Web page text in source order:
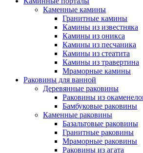
Каменные камины
Гранитные камины
Камины из известняка
Камины из оникса
Камины из песчаника
Камины из стеатита
Камины из травертина
Мраморные камины
Раковины для ванной
Деревянные раковины
Раковины из
Бамбуковые раковины
Каменные раковины
Базальтовые раковины
Гранитные раковины
Мраморные раковины
Раковины из агата